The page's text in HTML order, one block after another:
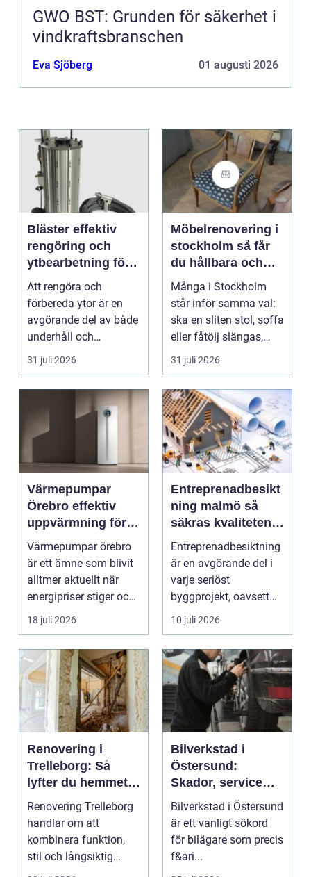
GWO BST: Grunden för säkerhet i
vindkraftsbranschen
Eva Sjöberg 01 augusti 2026
Bläster effektiv
rengöring och
ytbearbetning för
proffs och
hantverkare
Att rengöra och
förbereda ytor är en
avgörande del av både
underhåll och
renovering. Färg, rost,
smu...
31 juli 2026
Möbelrenovering i
stockholm så får
du hållbara och
vackra möbler
Många i Stockholm
står inför samma val:
ska en sliten stol, soffa
eller fåtölj slängas,
säljas billi...
31 juli 2026
Värmepumpar
Örebro effektiv
uppvärmning för
hus och
fastigheter
Värmepumpar örebro
är ett ämne som blivit
alltmer aktuellt när
energipriser stiger och
fler vill sän...
18 juli 2026
Entreprenadbesikt
ning malmö så
säkras kvaliteten i
byggprojekt
Entreprenadbesiktning
är en avgörande del i
varje seriöst
byggprojekt, oavsett
om det handlar om en
10 juli 2026
Renovering i
Trelleborg: Så
lyfter du hemmet
på ett smart sätt
Renovering Trelleborg
handlar om att
kombinera funktion,
stil och långsiktig
ekonomi i samma p...
Bilverkstad i
Östersund:
Skador, service
och smarta val för
din bil
Bilverkstad i Östersund
är ett vanligt sökord
för bilägare som precis
f&ari...